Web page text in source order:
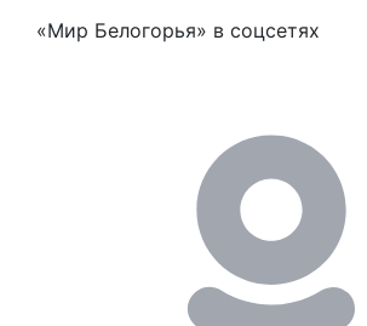
«Мир Белогорья» в соцсетях